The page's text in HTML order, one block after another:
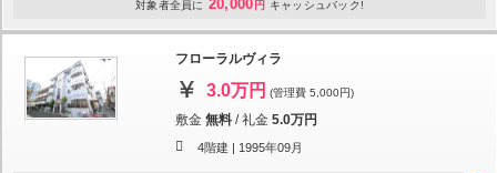
対象者全員に 20,000 円 キャッシュバック!
フローラルヴィラ
3.0万円 (管理費 5,000円)
敷金 無料 /礼金 5.0万円
4階建 | 1995年09月